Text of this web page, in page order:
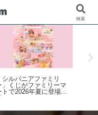
シルバニアファミリ
」くじがファミリーマ
トで2026年夏に登場！
シルバニアファミリー
イーツ～」6月27日発売
検索